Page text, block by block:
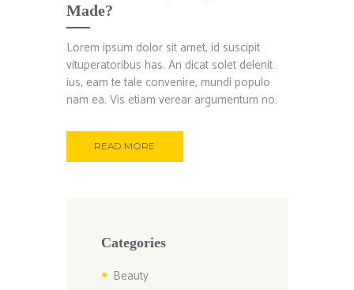
Made?
Lorem ipsum dolor sit amet, id suscipit
vituperatoribus has. An dicat solet delenit
ius, eam te tale convenire, mundi populo
nam ea. Vis etiam verear argumentum no.
READ MORE
Categories
Beauty